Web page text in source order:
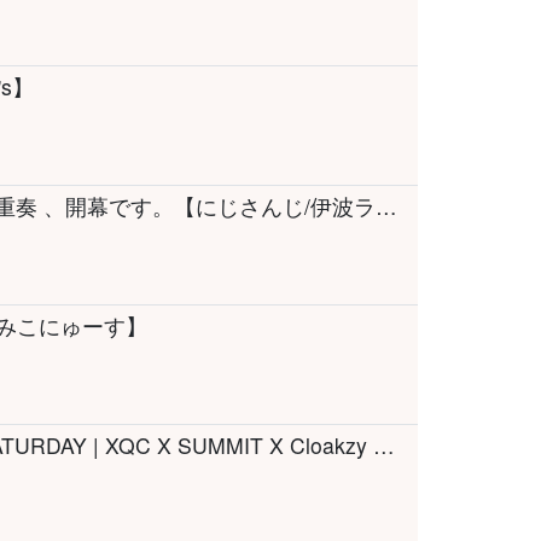
【歌枠】今回も！全曲全員参加ッ！ #幻想四重奏 、開幕です。【にじさんじ/伊波ライ/ジョー・力一/珠乃井ナナ/町田ちま】
にゅーす】
🔴LIVE | MECCHA CHOMEREON | SLUR SATURDAY | XQC X SUMMIT X Cloakzy Johnsenn X Gimmick